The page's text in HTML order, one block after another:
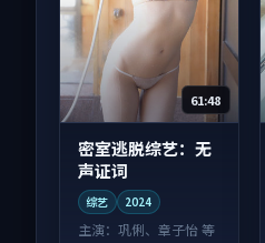
61:48
密室逃脱综艺：无
声证词
综艺 2024
主演： 巩俐、章子怡 等